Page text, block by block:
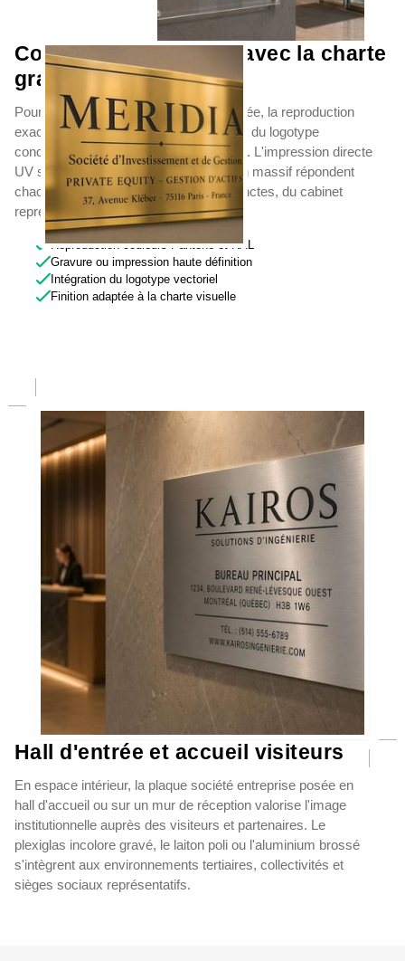
Cohérence identitaire avec la charte
graphique
Pour une plaque de societe personnalisée, la reproduction
exacte des couleurs Pantone ou RAL et du logotype
conditionne la cohérence institutionnelle. L'impression directe
UV sur plexiglas ou la gravure sur laiton massif répondent
chacune à des exigences d'image distinctes, du cabinet
représentatif au siège social corporate.
Reproduction couleurs Pantone et RAL
Gravure ou impression haute définition
Intégration du logotype vectoriel
Finition adaptée à la charte visuelle
Hall d'entrée et accueil visiteurs
En espace intérieur, la plaque société entreprise posée en
hall d'accueil ou sur un mur de réception valorise l'image
institutionnelle auprès des visiteurs et partenaires. Le
plexiglas incolore gravé, le laiton poli ou l'aluminium brossé
s'intègrent aux environnements tertiaires, collectivités et
sièges sociaux représentatifs.